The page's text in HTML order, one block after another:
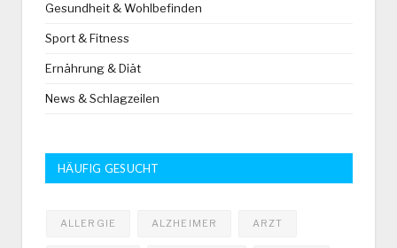
Gesundheit & Wohlbefinden
Sport & Fitness
Ernährung & Diät
News & Schlagzeilen
HÄUFIG GESUCHT
ALLERGIE ALZHEIMER ARZT